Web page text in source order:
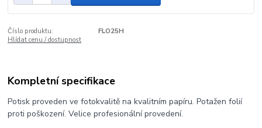
Číslo produktu:
FLO25H
Hlídat cenu / dostupnost
Kompletní specifikace
Potisk proveden ve fotokvalitě na kvalitním papíru. Potažen folií
proti poškození. Velice profesionální provedení.